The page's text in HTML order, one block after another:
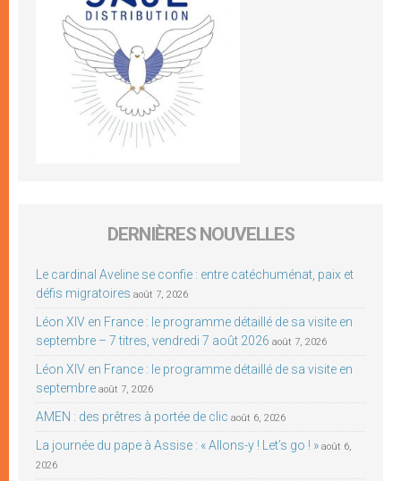
DERNIÈRES NOUVELLES
Le cardinal Aveline se confie : entre catéchuménat, paix et
défis migratoires août 7, 2026
Léon XIV en France : le programme détaillé de sa visite en
septembre – 7 titres, vendredi 7 août 2026 août 7, 2026
Léon XIV en France : le programme détaillé de sa visite en
septembre août 7, 2026
AMEN : des prêtres à portée de clic août 6, 2026
La journée du pape à Assise : « Allons-y ! Let’s go ! » août 6,
2026